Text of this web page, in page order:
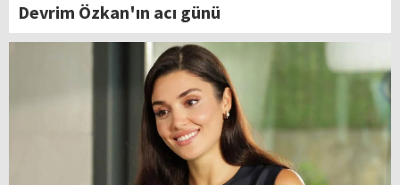
Devrim Özkan'ın acı günü